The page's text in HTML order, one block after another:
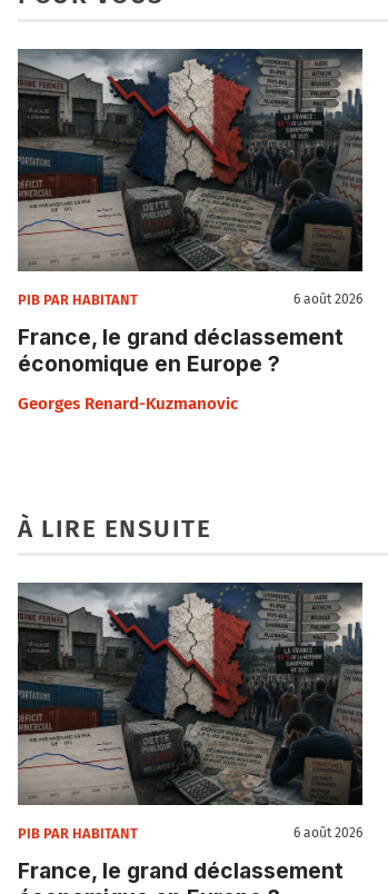
PIB PAR HABITANT 6 août 2026
France, le grand déclassement
économique en Europe ?
Georges Renard-Kuzmanovic
À LIRE ENSUITE
PIB PAR HABITANT 6 août 2026
France, le grand déclassement